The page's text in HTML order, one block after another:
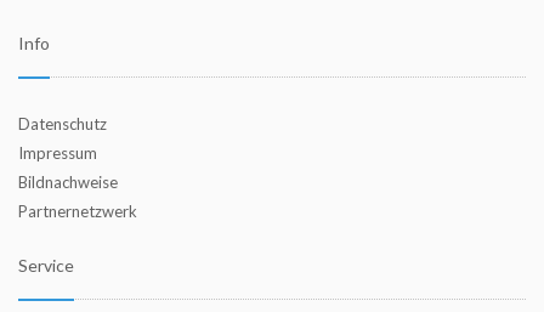
Info
Datenschutz
Impressum
Bildnachweise
Partnernetzwerk
Service